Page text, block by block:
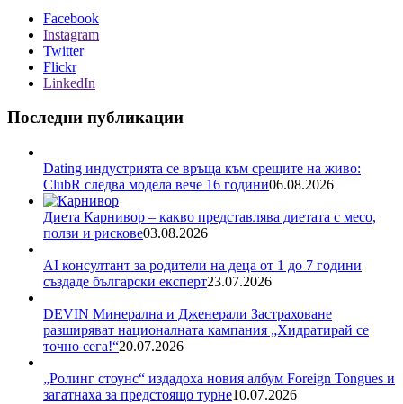
Facebook
Instagram
Twitter
Flickr
LinkedIn
Последни публикации
Dating индустрията се връща към срещите на живо:
ClubR следва модела вече 16 години06.08.2026
Диета Карнивор – какво представлява диетата с месо,
ползи и рискове03.08.2026
AI консултант за родители на деца от 1 до 7 години
създаде български експерт23.07.2026
DEVIN Минерална и Дженерали Застраховане
разширяват националната кампания „Хидратирай се
точно сега!“20.07.2026
„Ролинг стоунс“ издадоха новия албум Foreign Tongues и
загатнаха за предстоящо турне10.07.2026